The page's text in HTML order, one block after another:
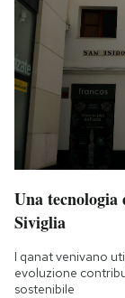
Una
Siviglia
I qanat venivano
evoluzione
sostenibile